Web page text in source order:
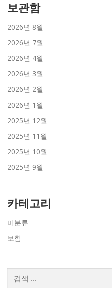
보관함
2026년 8월
2026년 7월
2026년 4월
2026년 3월
2026년 2월
2026년 1월
2025년 12월
2025년 11월
2025년 10월
2025년 9월
카테고리
미분류
보험